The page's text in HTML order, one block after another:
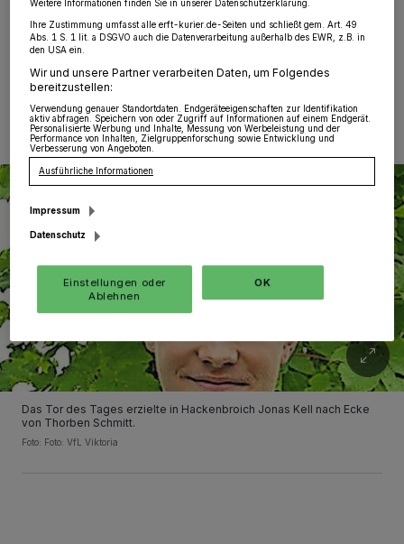
sich aus der Abstiegszone herauszukämpfen.
03.03.2015 , 12:42 Uhr 2 Minuten Lesezeit
Das Tor des Tages erzielte in Hackenbroich Jonas Kell nach Ecke
von Thorben Schmitt.
Foto: Foto: VfL Viktoria
Weitere Informationen finden Sie in unserer Datenschutzerklärung.
Ihre Zustimmung umfasst alle erft-kurier.de-Seiten und schließt gem. Art. 49
Abs. 1 S. 1 lit. a DSGVO auch die Datenverarbeitung außerhalb des EWR, z.B. in
den USA ein.
Wir und unsere Partner verarbeiten Daten, um Folgendes
bereitzustellen:
Verwendung genauer Standortdaten. Endgeräteeigenschaften zur Identifikation
aktiv abfragen. Speichern von oder Zugriff auf Informationen auf einem Endgerät.
Personalisierte Werbung und Inhalte, Messung von Werbeleistung und der
Performance von Inhalten, Zielgruppenforschung sowie Entwicklung und
Verbesserung von Angeboten.
Ausführliche Informationen
Impressum
Datenschutz
Einstellungen oder
Ablehnen
OK